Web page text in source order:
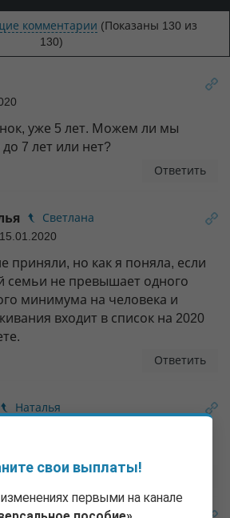
комментарии (Показаны 130 из
130)
уже 5 лет. Можем ли мы
7 лет или нет?
Ответить
Светлана
приняли, но как я поняла, если
семьи не превышает одного
минимума на человека и
входит в список на 2020
Ответить
Наталья
свои выплаты!
первыми на канале